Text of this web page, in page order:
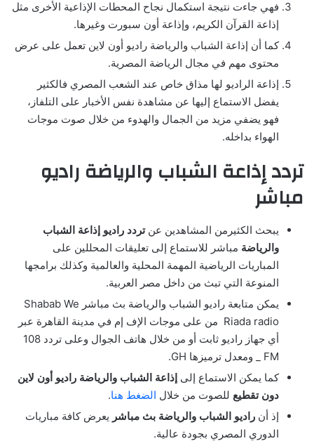
فهي جاءت نتيجة استكمال نجاح المحطات الإذاعية الأخرى مثل
إذاعة القرآن الكريم، وإذاعة أون سبورت وغيرها.
كما أن إذاعة الشباب والرياضة راديو أون لاين تعمل على عرض
محتوى مهم في مجال الرياضة المصرية.
إذاعة الراديو لها مذاق خاص عند الشعب المصري فالكثير
يفضل الاستماع إليها عن مشاهدة نفس الأخبار على التلفاز،
فهو يضفي مزيد من الجمال والهدوء من خلال صوت موجات
الهواء بداخله.
تردد إذاعة الشباب والرياضة راديو
مباشر
يبحث الكثيرمن المشاهدين عنتردد راديو إذاعة الشباب
والرياضة مباشر للاستماع إلى تعليقات المحللين على
المباريات الرياضية المهمة المحلية والعالمية وكذلك برامجها
المنوعة التي تبث من داخل مصر العربية.
يمكن متابعة راديو الشباب والرياضة بث مباشر Shabab We
Riada radio من على موجات الإف إم في مدينة القاهرة عبر
أي جهاز راديو ثابت أو من خلال هاتف الجوال وعلى تردد 108
FM _ ومعدل ترميزها GH.
كما يمكن الاستماع إلى إذاعة الشباب والرياضة راديو أون لاين
دون تقطيع للصوت من خلال الضغط هنا.
إذ أن راديو الشباب والرياضة بث مباشر يعرض كافة مباريات
الدوري المصري بجودة عالية.